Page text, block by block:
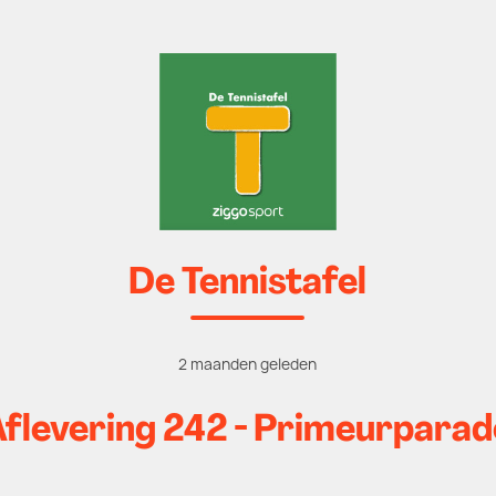
De Tennistafel
2 maanden geleden
242 -